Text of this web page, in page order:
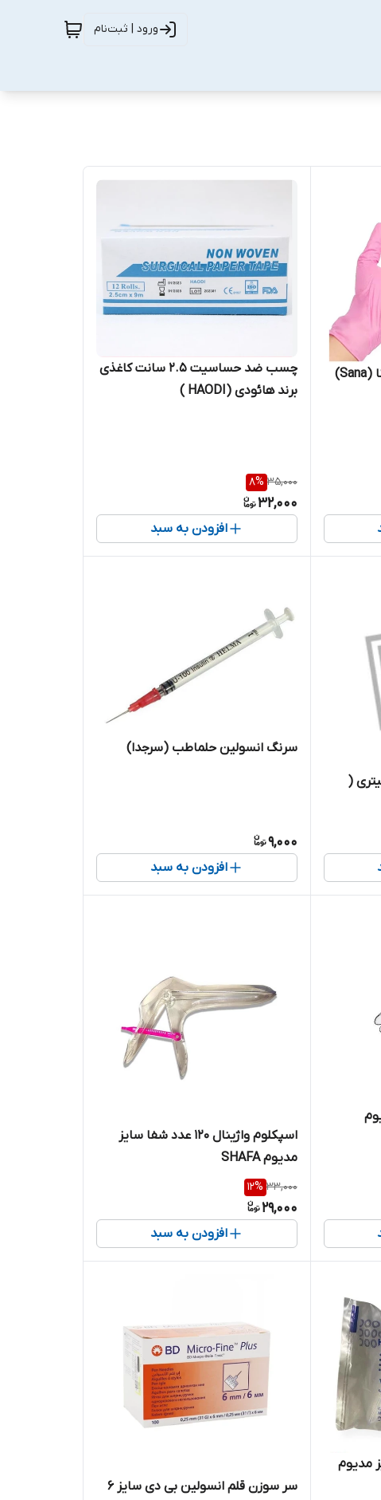
ورود | ثبت‌نام
دستکش نیتریل صورتی سانا (Sana)
چسب ضد حساسیت 2.5 سانت کاغذی
برند هائودی (HAODI )
35,000
8%
32,000
افزودن به سبد
ادرار ( یورین بگ ) 2 لیتری (
سرنگ انسولین حلماطب (سرجدا)
9,000
افزودن به سبد
اسپکلوم واژینال 120 عدد شفا سایز
مدیوم SHAFA
33,000
12%
29,000
افزودن به سبد
مدیوم
سر سوزن قلم انسولین بی دی سایز 6